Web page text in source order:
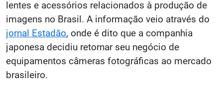
lentes e acessórios relacionados à produção de
imagens no Brasil. A informação veio através do
jornal Estadão, onde é dito que a companhia
japonesa decidiu retornar seu negócio de
equipamentos câmeras fotográficas ao mercado
brasileiro.